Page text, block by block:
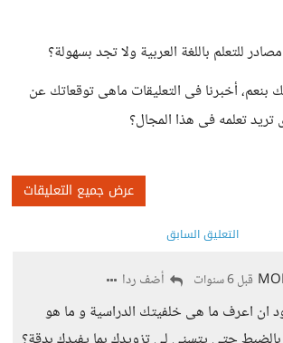
للتعلم باللغة العربية ولا تجد بسهولة؟
بنعم، أخبرنا فى التعليقات ماهى توقعاتك عن
تريد تعلمه فى هذا المجال؟
عرض جميع التعليقات
التعليق السابق
قبل 6 سنوات أضف ردا
ان اعرف ما هى خلفيتك الدراسية و ما هو